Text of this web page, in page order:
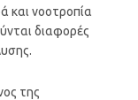
και νοοτροπία
διαφορές
της